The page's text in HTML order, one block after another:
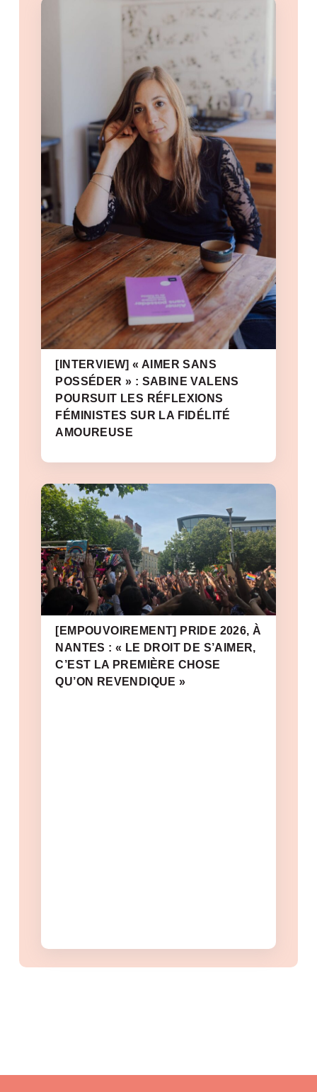
[INTERVIEW] « AIMER SANS
POSSÉDER » : SABINE VALENS
POURSUIT LES RÉFLEXIONS
FÉMINISTES SUR LA FIDÉLITÉ
AMOUREUSE
[EMPOUVOIREMENT] PRIDE 2026, À
NANTES : « LE DROIT DE S’AIMER,
C’EST LA PREMIÈRE CHOSE
QU’ON REVENDIQUE »